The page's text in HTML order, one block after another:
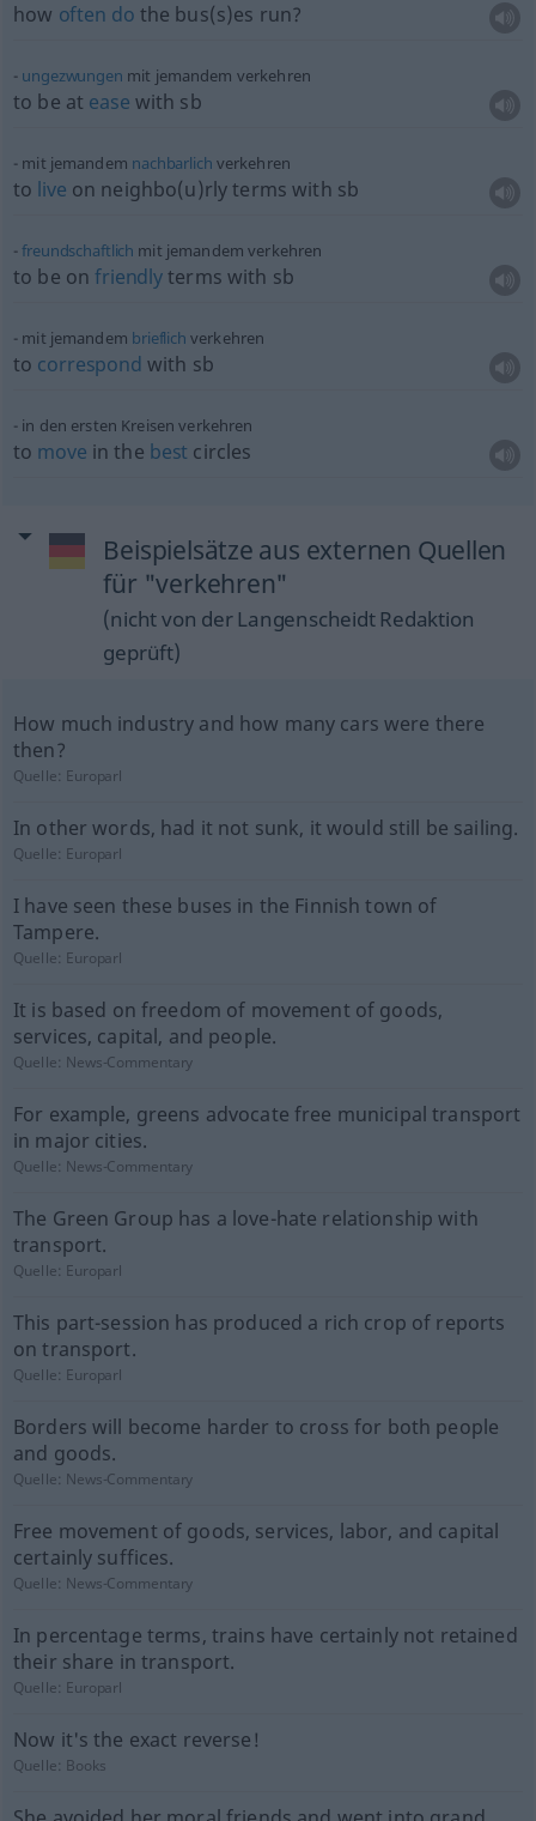
how often do the bus(s)es run?
ungezwungen mit jemandem verkehren
to be at ease with sb
mit jemandem nachbarlich verkehren
to live on neighbo(u)rly terms with sb
freundschaftlich mit jemandem verkehren
to be onfriendlyterms with sb
mit jemandem brieflich verkehren
to correspond with sb
in den ersten Kreisen verkehren
to move in the best circles
Beispielsätze aus externen Quellen
für "verkehren"
(nicht von der Langenscheidt Redaktion
geprüft)
How much industry and how many cars were there
then?
Quelle: Europarl
In other words, had it not sunk, it would still be sailing.
Quelle: Europarl
I have seen these buses in the Finnish town of
Tampere.
Quelle: Europarl
It is based on freedom of movement of goods,
services, capital, and people.
Quelle: News-Commentary
For example, greens advocate free municipal transport
in major cities.
Quelle: News-Commentary
The Green Group has a love-hate relationship with
transport.
Quelle: Europarl
This part-session has produced a rich crop of reports
on transport.
Quelle: Europarl
Borders will become harder to cross for both people
and goods.
Quelle: News-Commentary
Free movement of goods, services, labor, and capital
certainly suffices.
Quelle: News-Commentary
In percentage terms, trains have certainly not retained
their share in transport.
Quelle: Europarl
Now it's the exact reverse!
Quelle: Books